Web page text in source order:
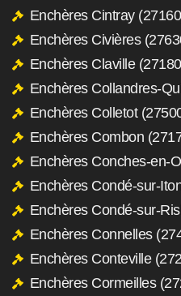
Enchères Cintray
Enchères Civières
Enchères Claville
Enchères Collandres-
Enchères Colletot
Enchères Combon
Enchères Conches-en-
Enchères Condé-sur-
Enchères Condé-sur-
Enchères Connelles
Enchères Conteville
Enchères Cormeilles